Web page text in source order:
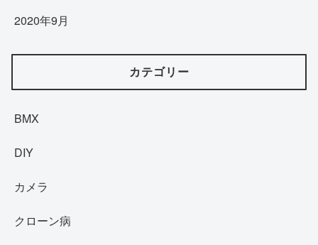
2020年9月
カテゴリー
BMX
DIY
カメラ
クローン病